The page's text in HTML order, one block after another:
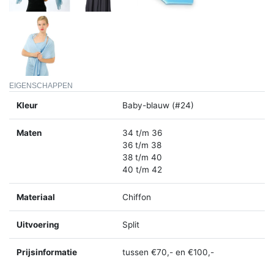
EIGENSCHAPPEN
Kleur Baby-blauw (#24)
Maten
34 t/m 36
36 t/m 38
38 t/m 40
40 t/m 42
Materiaal Chiffon
Uitvoering Split
Prijsinformatie tussen €70,- en €100,-